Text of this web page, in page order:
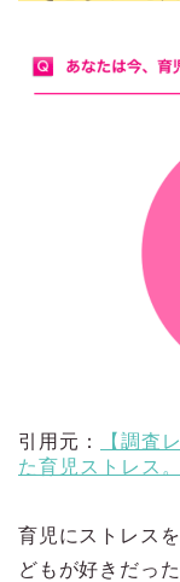
引用元：
【調査
た育児ストレス。
育児にストレス
どもが好きだっ